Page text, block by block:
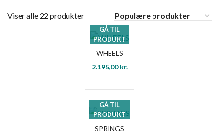
Viser alle 22 produkter
GÅ TIL
PRODUKT
WHEELS
2.195,00kr.
GÅ TIL
PRODUKT
SPRINGS